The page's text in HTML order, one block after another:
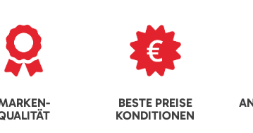
BESTE PREISE
KONDITIONEN